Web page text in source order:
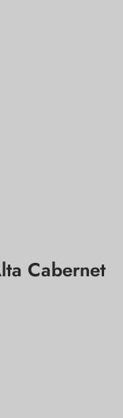
Cabernet